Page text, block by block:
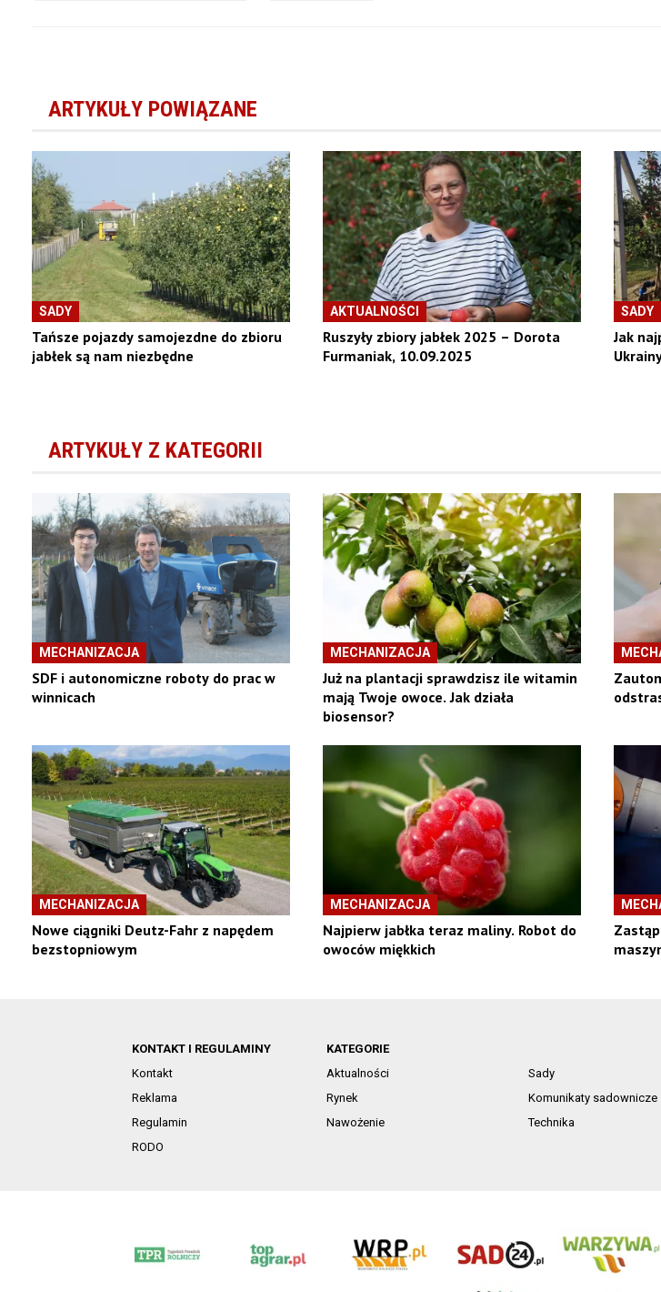
ARTYKUŁY POWIĄZANE
SADY
Tańsze pojazdy samojezdne do zbioru
jabłek są nam niezbędne
AKTUALNOŚCI
Ruszyły zbiory jabłek 2025 – Dorota
Furmaniak, 10.09.2025
SADY
Jak
ARTYKUŁY Z KATEGORII
MECHANIZACJA
SDF i autonomiczne roboty do prac w
winnicach
MECHANIZACJA
Już na plantacji sprawdzisz ile witamin
mają Twoje owoce. Jak działa
biosensor?
MECHANIZACJA
Nowe ciągniki Deutz-Fahr z napędem
bezstopniowym
MECHANIZACJA
Najpierw jabłka teraz maliny. Robot do
owoców miękkich
KONTAKT I REGULAMINY
Kontakt
Reklama
Regulamin
RODO
KATEGORIE
Aktualności
Sady
Rynek
Komunikaty sadownicze
Nawożenie
Technika